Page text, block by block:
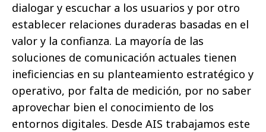
dialogar y escuchar a los usuarios y por otro
establecer relaciones duraderas basadas en el
valor y la confianza. La mayoría de las
soluciones de comunicación actuales tienen
ineficiencias en su planteamiento estratégico y
operativo, por falta de medición, por no saber
aprovechar bien el conocimiento de los
entornos digitales. Desde AIS trabajamos este